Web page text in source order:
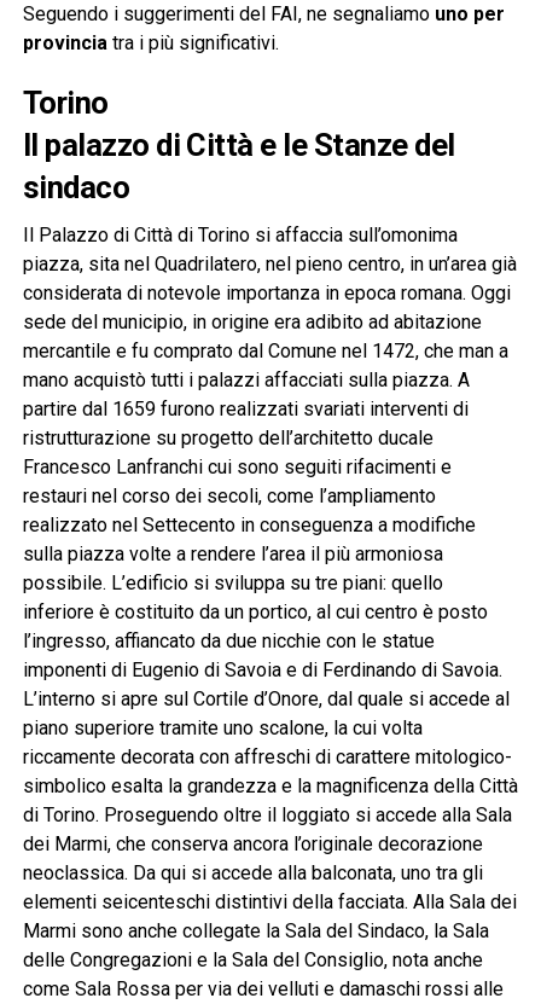
Seguendo i suggerimenti del FAI, ne segnaliamo uno per
provincia tra i più significativi.
Torino
Il palazzo di Città e le Stanze del
sindaco
Il Palazzo di Città di Torino si affaccia sull’omonima
piazza, sita nel Quadrilatero, nel pieno centro, in un’area già
considerata di notevole importanza in epoca romana. Oggi
sede del municipio, in origine era adibito ad abitazione
mercantile e fu comprato dal Comune nel 1472, che man a
mano acquistò tutti i palazzi affacciati sulla piazza. A
partire dal 1659 furono realizzati svariati interventi di
ristrutturazione su progetto dell’architetto ducale
Francesco Lanfranchi cui sono seguiti rifacimenti e
restauri nel corso dei secoli, come l’ampliamento
realizzato nel Settecento in conseguenza a modifiche
sulla piazza volte a rendere l’area il più armoniosa
possibile. L’edificio si sviluppa su tre piani: quello
inferiore è costituito da un portico, al cui centro è posto
l’ingresso, affiancato da due nicchie con le statue
imponenti di Eugenio di Savoia e di Ferdinando di Savoia.
L’interno si apre sul Cortile d’Onore, dal quale si accede al
piano superiore tramite uno scalone, la cui volta
riccamente decorata con affreschi di carattere mitologico-
simbolico esalta la grandezza e la magnificenza della Città
di Torino. Proseguendo oltre il loggiato si accede alla Sala
dei Marmi, che conserva ancora l’originale decorazione
neoclassica. Da qui si accede alla balconata, uno tra gli
elementi seicenteschi distintivi della facciata. Alla Sala dei
Marmi sono anche collegate la Sala del Sindaco, la Sala
delle Congregazioni e la Sala del Consiglio, nota anche
come Sala Rossa per via dei velluti e damaschi rossi alle